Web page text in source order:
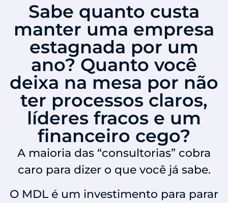
Sabe quanto custa
manter uma empresa
estagnada por um
ano? Quanto você
deixa na mesa por não
ter processos claros,
líderes fracos e um
financeiro cego?
A maioria das “consultorias” cobra
caro para dizer o que você já sabe.
O MDL é um investimento para parar